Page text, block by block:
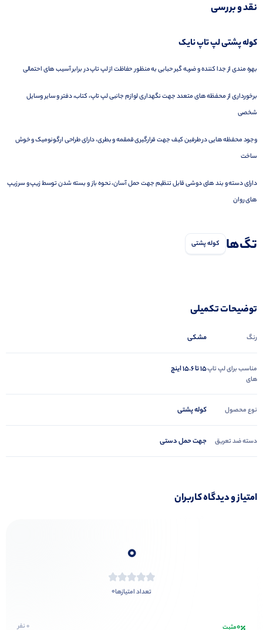
نقد و بررسی
کوله پشتی لپ تاپ نایک
بهره مندی از جدا کننده و ضربه گیر حبابی به منظور حفاظت از لپ تاپ در برابر آسیب های احتمالی
برخورداری از محفظه های متعدد جهت نگهداری لوازم جانبی لپ تاپ، کتاب، دفتر و سایر وسایل
شخصی
وجود محفظه هایی در طرفین کیف جهت قرارگیری قمقمه و بطری، دارای طراحی ارگونومیک و خوش
ساخت
دارای دسته و بند های دوشی قابل تنظیم جهت حمل آسان، نحوه باز و بسته شدن توسط زیپ و سرزیپ
های روان
تگ‌ها کوله پشتی
توضیحات تکمیلی
رنگ مشکی
مناسب برای لپ تاپ
های
15 تا 15.6 اینچ
نوع محصول کوله پشتی
دسته ضد تعریق جهت حمل دستی
امتیاز و دیدگاه کاربران
0
تعداد امتیازها0
مثبت 0 نفر